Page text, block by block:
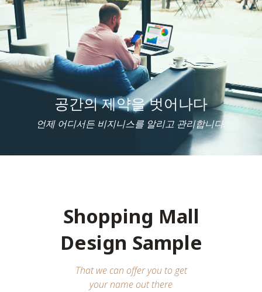
공간의 제약을 벗어나다
언제 어디서든 비지니스를 알리고 관리합니다.
Shopping Mall
Design Sample
That we can offer you to get
your name out there